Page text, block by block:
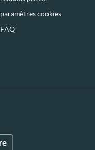
paramètres cookies
FAQ